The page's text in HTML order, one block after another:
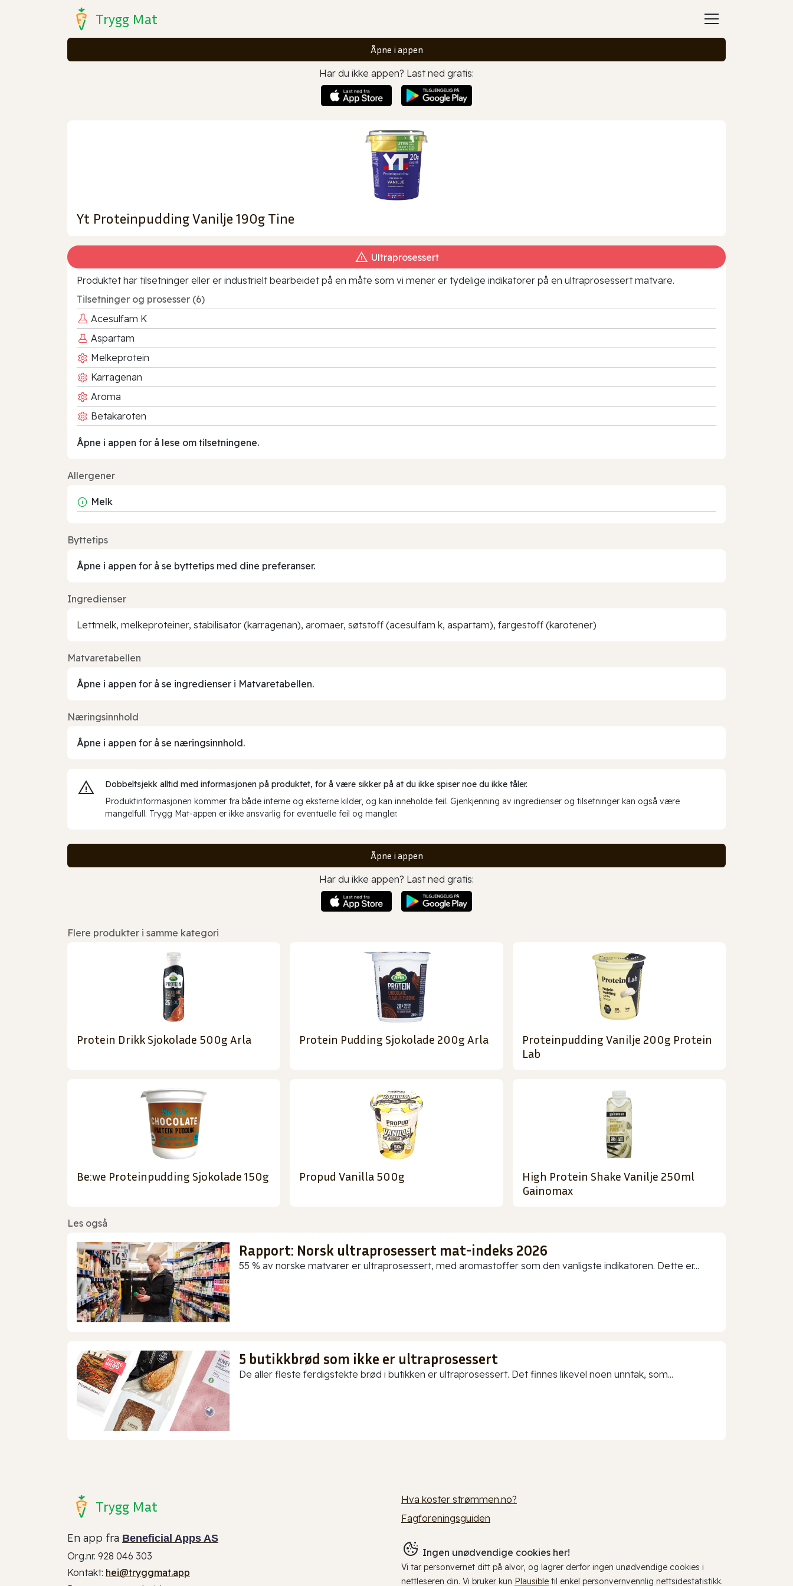
Trygg Mat
Åpne i appen
Har du ikke appen? Last ned gratis:
Yt Proteinpudding Vanilje 190g Tine
Ultraprosessert
Produktet har tilsetninger eller er industrielt bearbeidet på en måte som vi mener er tydelige indikatorer på en ultraprosessert matvare.
Tilsetninger og prosesser (6)
Acesulfam K
Aspartam
Melkeprotein
Karragenan
Aroma
Betakaroten
Åpne i appen for å lese om tilsetningene.
Allergener
Melk
Byttetips
Åpne i appen for å se byttetips med dine preferanser.
Ingredienser
Lettmelk, melkeproteiner, stabilisator (karragenan), aromaer, søtstoff (acesulfam k, aspartam), fargestoff (karotener)
Matvaretabellen
Åpne i appen for å se ingredienser i Matvaretabellen.
Næringsinnhold
Åpne i appen for å se næringsinnhold.
Dobbeltsjekk alltid med informasjonen på produktet, for å være sikker på at du ikke spiser noe du ikke tåler.
Produktinformasjonen kommer fra både interne og eksterne kilder, og kan inneholde feil. Gjenkjenning av ingredienser og tilsetninger kan også være
mangelfull. Trygg Mat-appen er ikke ansvarlig for eventuelle feil og mangler.
Åpne i appen
Har du ikke appen? Last ned gratis:
Flere produkter i samme kategori
Protein Drikk Sjokolade 500g Arla Protein Pudding Sjokolade 200g Arla
Proteinpudding Vanilje 200g Protein
Lab
Be:we Proteinpudding Sjokolade 150g Propud Vanilla 500g
High Protein Shake Vanilje 250ml
Gainomax
Les også
Rapport: Norsk ultraprosessert mat-indeks 2026
55 % av norske matvarer er ultraprosessert, med aromastoffer som den vanligste indikatoren. Dette er...
5 butikkbrød som ikke er ultraprosessert
De aller fleste ferdigstekte brød i butikken er ultraprosessert. Det finnes likevel noen unntak, som...
Trygg Mat
En app fra Beneficial Apps AS
Org.nr. 928 046 303
Kontakt: hei@tryggmat.app
Hva koster strømmen.no?
Fagforeningsguiden
Ingen unødvendige cookies her!
Vi tar personvernet ditt på alvor, og lagrer derfor ingen unødvendige cookies i
nettleseren din. Vi bruker kun Plausible til enkel personvernvennlig nettsidestatistikk.